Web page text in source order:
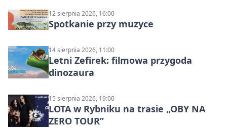
12 sierpnia 2026, 16:00
Spotkanie przy muzyce
14 sierpnia 2026, 11:00
Letni Zefirek: filmowa przygoda
dinozaura
15 sierpnia 2026, 19:00
LOTA w Rybniku na trasie „OBY NA
ZERO TOUR”